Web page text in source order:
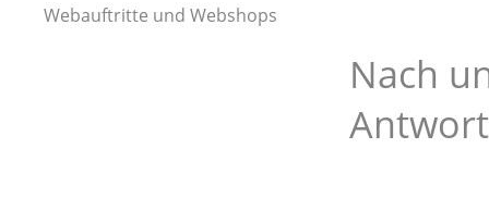
Webauftritte und Webshops
Nach